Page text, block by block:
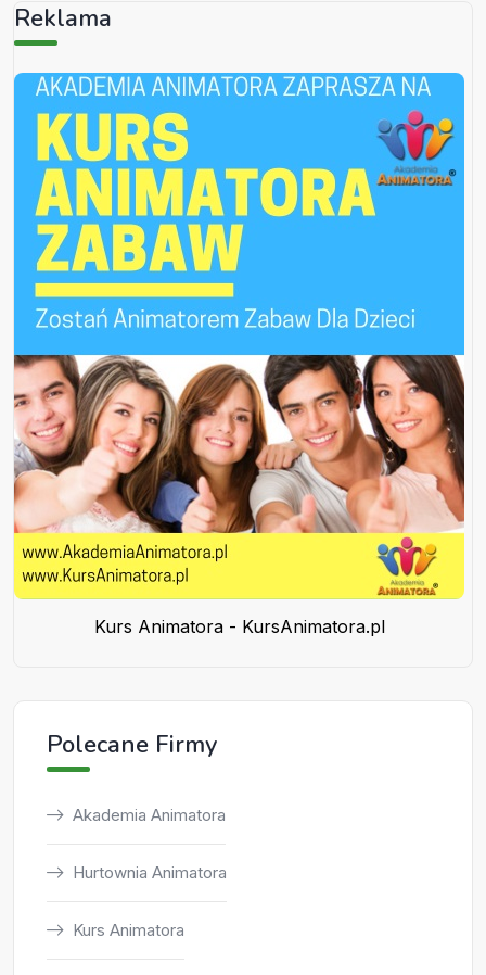
Reklama
Kurs Animatora - KursAnimatora.pl
Polecane Firmy
Akademia Animatora
Hurtownia Animatora
Kurs Animatora